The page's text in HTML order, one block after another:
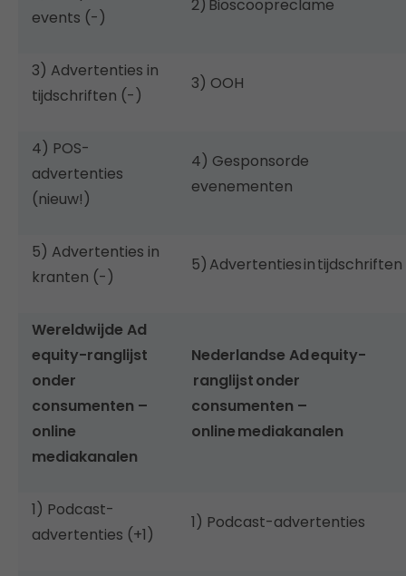
events (-)
2) Bioscoopreclame
3) Advertenties in
tijdschriften (-)
3) OOH
4) POS-
advertenties
(nieuw!)
4) Gesponsorde
evenementen
5) Advertenties in
kranten (-)
5) Advertenties in tijdschriften
Wereldwijde Ad
equity-ranglijst
onder
consumenten –
online
mediakanalen
Nederlandse Ad equity-
ranglijst onder
consumenten –
online mediakanalen
1) Podcast-
advertenties (+1)
1) Podcast-advertenties